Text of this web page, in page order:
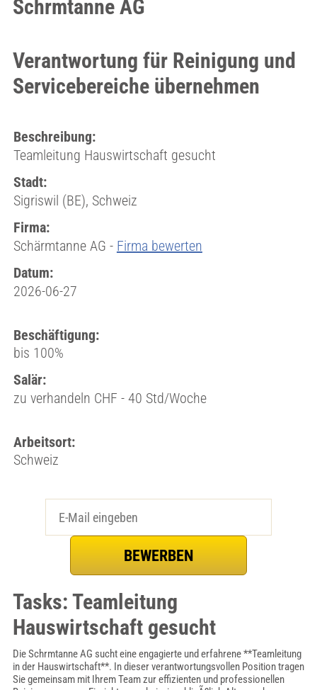
Schrmtanne AG
Verantwortung für Reinigung und
Servicebereiche übernehmen
Beschreibung:
Teamleitung Hauswirtschaft gesucht
Stadt:
Sigriswil (BE), Schweiz
Firma:
Schärmtanne AG - Firma bewerten
Datum:
2026-06-27
Beschäftigung:
bis 100%
Salär:
zu verhandeln CHF - 40 Std/Woche
Arbeitsort:
Schweiz
Tasks: Teamleitung
Hauswirtschaft gesucht
Die Schrmtanne AG sucht eine engagierte und erfahrene **Teamleitung
in der Hauswirtschaft**. In dieser verantwortungsvollen Position tragen
Sie gemeinsam mit Ihrem Team zur effizienten und professionellen